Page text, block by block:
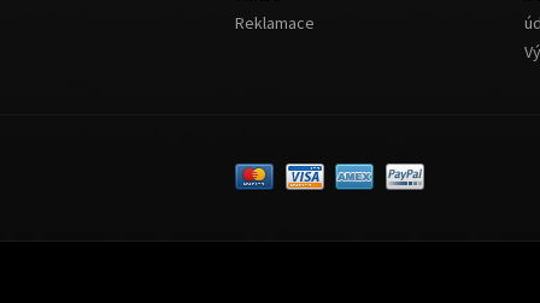
Reklamace